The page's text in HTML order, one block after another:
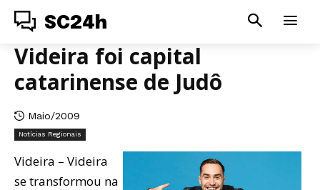
SC24h
Videira foi capital
catarinense de Judô
Maio/2009
Notícias Regionais
Videira – Videira
se transformou na